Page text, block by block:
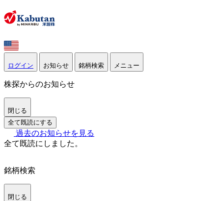
ログイン お知らせ 銘柄検索 メニュー
株探からのお知らせ
閉じる
全て既読にする
過去のお知らせを見る
全て既読にしました。
銘柄検索
閉じる